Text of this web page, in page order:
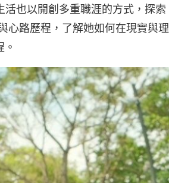
也以開創多重職涯的方式，探索
心路歷程，了解她如何在現實與理